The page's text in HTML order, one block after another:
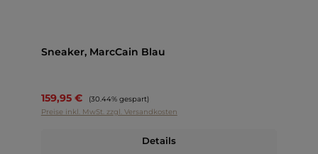
Sneaker, MarcCain Blau
159,95 € Regulärer Preis:
(30.44% gespart)
Preise inkl. MwSt. zzgl. Versandkosten
Details